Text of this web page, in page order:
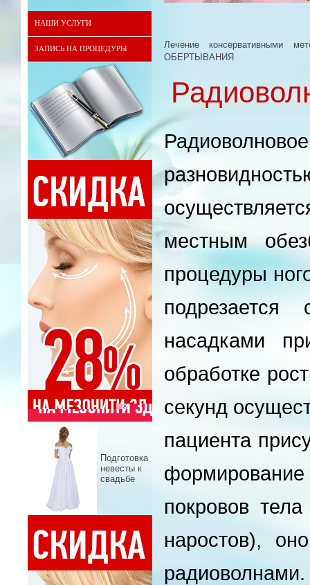
НАШИ УСЛУГИ
ЗАПИСЬ НА ПРОЦЕДУРЫ
Подготовка
невесты к
свадьбе
Лечение консервативными
ОБЕРТЫВАНИЯ
местным
процедуры
насадками
обработке
секунд
пациента
формирование
покровов
наростов),